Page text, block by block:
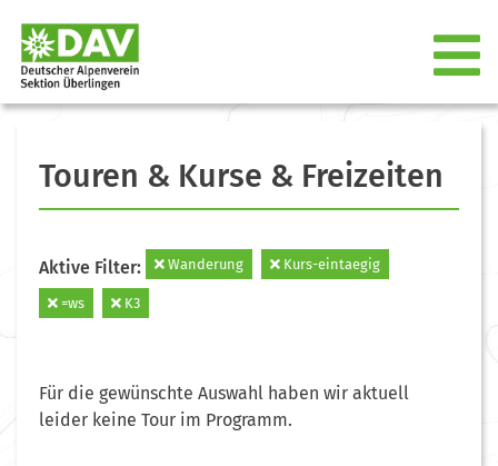
Touren & Kurse & Freizeiten
Aktive Filter: Wanderung Kurs-eintaegig
=ws K3
Für die gewünschte Auswahl haben wir aktuell
leider keine Tour im Programm.